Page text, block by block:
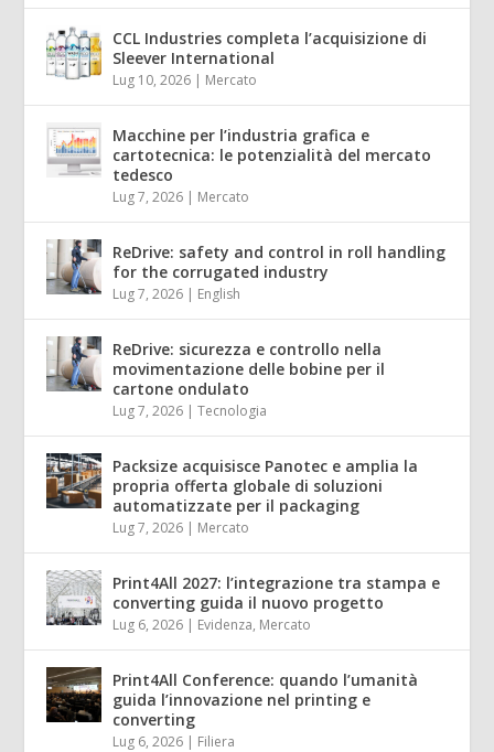
CCL Industries completa l’acquisizione di
Sleever International
Lug 10, 2026 | Mercato
Macchine per l’industria grafica e
cartotecnica: le potenzialità del mercato
tedesco
Lug 7, 2026 | Mercato
ReDrive: safety and control in roll handling
for the corrugated industry
Lug 7, 2026 | English
ReDrive: sicurezza e controllo nella
movimentazione delle bobine per il
cartone ondulato
Lug 7, 2026 |Tecnologia
Packsize acquisisce Panotec e amplia la
propria offerta globale di soluzioni
automatizzate per il packaging
Lug 7, 2026 | Mercato
Print4All 2027: l’integrazione tra stampa e
converting guida il nuovo progetto
Lug 6, 2026 | Evidenza, Mercato
Print4All Conference: quando l’umanità
guida l’innovazione nel printing e
converting
Lug 6, 2026 | Filiera